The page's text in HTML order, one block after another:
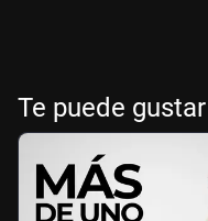
Te puede gustar